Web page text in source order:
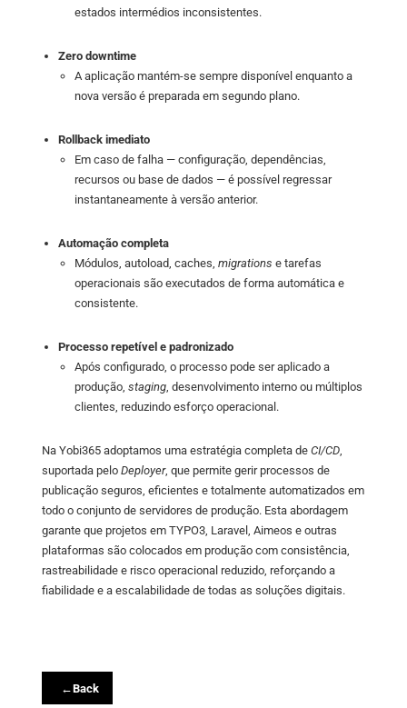
estados intermédios inconsistentes.
Zero downtime
A aplicação mantém-se sempre disponível enquanto a
nova versão é preparada em segundo plano.
Rollback imediato
Em caso de falha — configuração, dependências,
recursos ou base de dados — é possível regressar
instantaneamente à versão anterior.
Automação completa
Módulos, autoload, caches,migrations e tarefas
operacionais são executados de forma automática e
consistente.
Processo repetível e padronizado
Após configurado, o processo pode ser aplicado a
produção,staging, desenvolvimento interno ou múltiplos
clientes, reduzindo esforço operacional.
Na Yobi365 adoptamos uma estratégia completa de CI/CD,
suportada pelo Deployer, que permite gerir processos de
publicação seguros, eficientes e totalmente automatizados em
todo o conjunto de servidores de produção. Esta abordagem
garante que projetos em TYPO3, Laravel, Aimeos e outras
plataformas são colocados em produção com consistência,
rastreabilidade e risco operacional reduzido, reforçando a
fiabilidade e a escalabilidade de todas as soluções digitais.
←Back